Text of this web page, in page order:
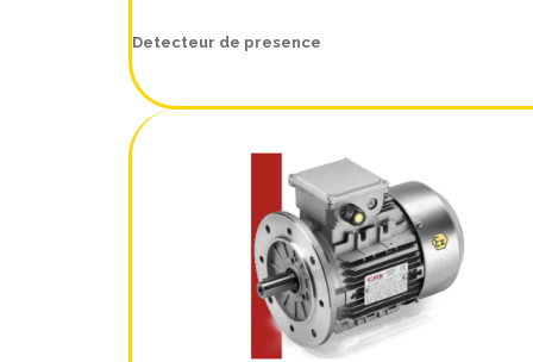
Detecteur de presence